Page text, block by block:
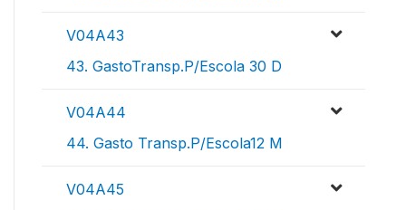
V04A43
43. GastoTransp.P/Escola 30 D
V04A44
44. Gasto Transp.P/Escola12 M
V04A45